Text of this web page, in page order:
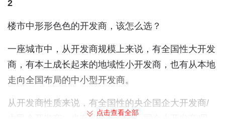
2
楼市中形形色色的开发商，该怎么选？
一座城市中，从开发商规模上来说，有全国性大开发
商，有本土成长起来的地域性小开发商，也有从本地
走向全国布局的中小型开发商。
从开发商性质来说，有全国性的央企国企大开发商/
大民企开发商，也有地方性的央企国企小开发商/民
点击查看全部